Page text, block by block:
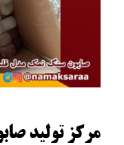
مرکز تولید